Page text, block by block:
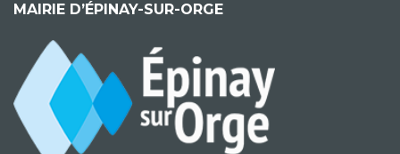
MAIRIE D’ÉPINAY-SUR-ORGE